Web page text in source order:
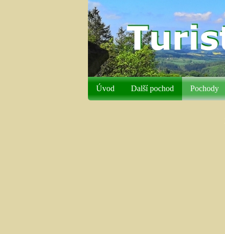
Úvod Další pochod Pochody